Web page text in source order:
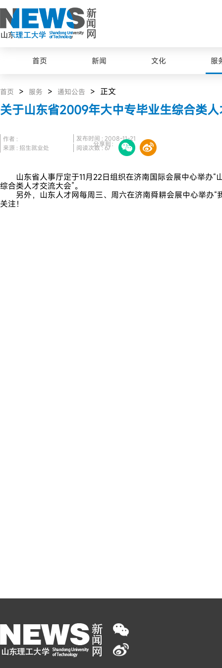
首页 新闻 文化 服
首页 > 服务 > 通知公告 > 正文
关于山东省2009年大中专毕业生综合类
作者 :
来源 : 招生就业处
发布时间 : 2008-11-21
阅读次数 :67
分享到：
山东省人事厅定于11月22日组织在济南国际会展中心举办“
综合类人才交流大会”。
另外，山东人才网每周三、周六在济南舜耕会展中心举办“
关注！
关于山东省2009年大中专毕业生综合类人才交流大会
的通知1/00